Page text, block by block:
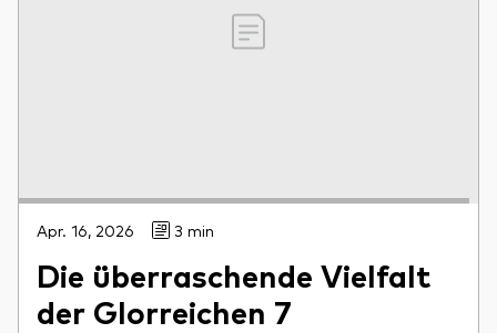
Apr. 16, 2026 3 min
Die überraschende Vielfalt
der Glorreichen 7